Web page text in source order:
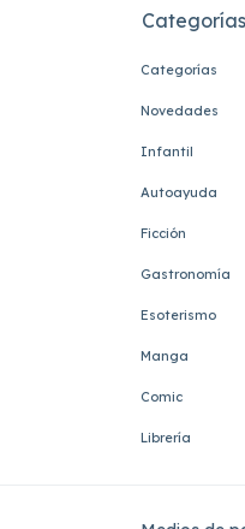
Categorías
Categorías
Novedades
Infantil
Autoayuda
Ficción
Gastronomía
Esoterismo
Manga
Comic
Librería